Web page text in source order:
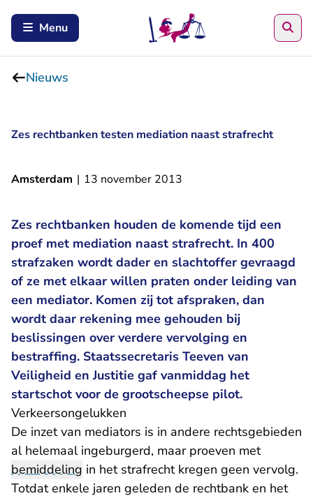
Menu
Nieuws
Zes rechtbanken testen mediation naast strafrecht
Amsterdam | 13 november 2013
Zes rechtbanken houden de komende tijd een
proef met mediation naast strafrecht. In 400
strafzaken wordt dader en slachtoffer gevraagd
of ze met elkaar willen praten onder leiding van
een mediator. Komen zij tot afspraken, dan
wordt daar rekening mee gehouden bij
beslissingen over verdere vervolging en
bestraffing. Staatssecretaris Teeven van
Veiligheid en Justitie gaf vanmiddag het
startschot voor de grootscheepse pilot.
Verkeersongelukken
De inzet van mediators is in andere rechtsgebieden
al helemaal ingeburgerd, maar proeven met
bemiddeling in het strafrecht kregen geen vervolg.
Totdat enkele jaren geleden de rechtbank en het